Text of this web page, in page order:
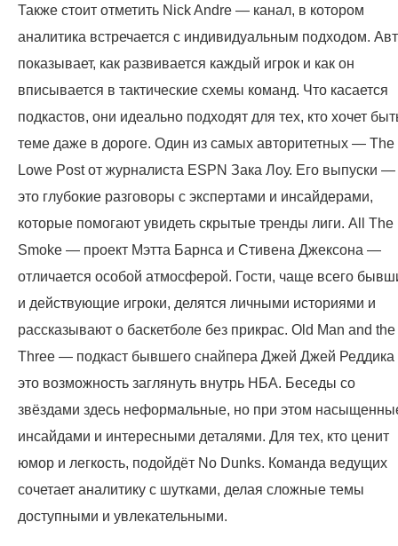
Также стоит отметить Nick Andre — канал, в котором
аналитика встречается с индивидуальным подходом.
показывает, как развивается каждый игрок и как он
вписывается в тактические схемы команд. Что касается
подкастов, они идеально подходят для тех, кто хочет
теме даже в дороге. Один из самых авторитетных — The
Lowe Post от журналиста ESPN Зака Лоу. Его выпуски —
это глубокие разговоры с экспертами и инсайдерами,
которые помогают увидеть скрытые тренды лиги. All The
Smoke — проект Мэтта Барнса и Стивена Джексона —
отличается особой атмосферой. Гости, чаще всего
и действующие игроки, делятся личными историями и
рассказывают о баскетболе без прикрас. Old Man and the
Three — подкаст бывшего снайпера Джей Джей
это возможность заглянуть внутрь НБА. Беседы со
звёздами здесь неформальные, но при этом
инсайдами и интересными деталями. Для тех, кто ценит
юмор и легкость, подойдёт No Dunks. Команда ведущих
сочетает аналитику с шутками, делая сложные темы
доступными и увлекательными.